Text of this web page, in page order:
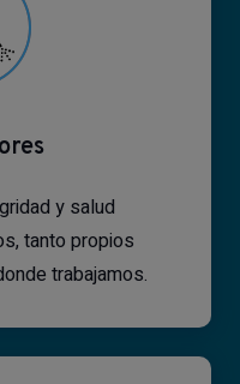
y salud
tanto propios
trabajamos.